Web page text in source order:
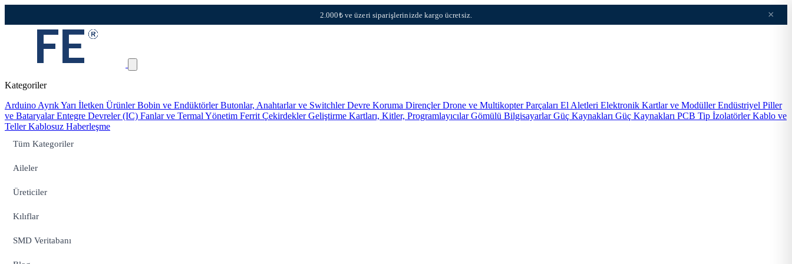
2.000₺ ve üzeri siparişlerinizde kargo ücretsiz. ×
Kategoriler
Arduino Ayrık Yarı İletken ÜrünlerBobin ve EndüktörlerButonlar, Anahtarlar ve SwitchlerDevre Koruma DirençlerDrone ve Multikopter Parçaları El Aletleri Elektronik Kartlar ve ModüllerEndüstriyel Piller
ve BataryalarEntegre Devreler (IC) Fanlar ve Termal Yönetim Ferrit ÇekirdeklerGeliştirme Kartları, Kitler, ProgramlayıcılarGömülü BilgisayarlarGüç Kaynakları Güç Kaynakları PCB Tip İzolatörlerKablo ve
TellerKablosuz Haberleşme
Tüm Kategoriler
Aileler
Üreticiler
Kılıflar
SMD Veritabanı